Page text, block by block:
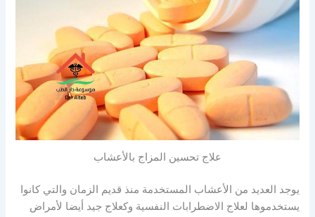
علاج تحسين المزاج بالأعشاب
يوجد العديد من الأعشاب المستخدمة منذ قديم الزمان والتي كانوا
يستخدموها لعلاج الاضطرابات النفسية وكعلاج جيد أيضا لأمراض